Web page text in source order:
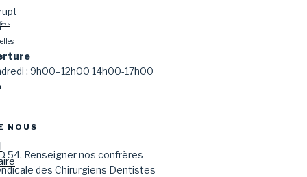
: 9h00–12h00 14h00-17h00
NOUS
54. Renseigner nos confrères
des Chirurgiens Dentistes